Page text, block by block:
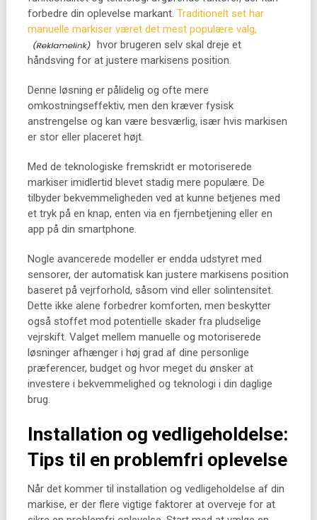
forbedre din oplevelse markant. Traditionelt set har
manuelle markiser været det mest populære valg,
hvor brugeren selv skal dreje et
håndsving for at justere markisens position.
Denne løsning er pålidelig og ofte mere
omkostningseffektiv, men den kræver fysisk
anstrengelse og kan være besværlig, især hvis markisen
er stor eller placeret højt.
Med de teknologiske fremskridt er motoriserede
markiser imidlertid blevet stadig mere populære. De
tilbyder bekvemmeligheden ved at kunne betjenes med
et tryk på en knap, enten via en fjernbetjening eller en
app på din smartphone.
Nogle avancerede modeller er endda udstyret med
sensorer, der automatisk kan justere markisens position
baseret på vejrforhold, såsom vind eller solintensitet.
Dette ikke alene forbedrer komforten, men beskytter
også stoffet mod potentielle skader fra pludselige
vejrskift. Valget mellem manuelle og motoriserede
løsninger afhænger i høj grad af dine personlige
præferencer, budget og hvor meget du ønsker at
investere i bekvemmelighed og teknologi i din daglige
brug.
Installation og vedligeholdelse:
Tips til en problemfri oplevelse
Når det kommer til installation og vedligeholdelse af din
markise, er der flere vigtige faktorer at overveje for at